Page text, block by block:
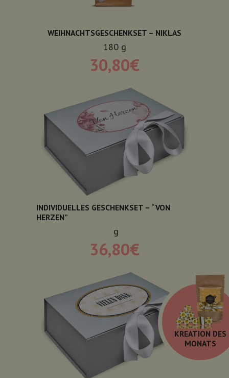
KREATION DES
MONATS
WEIHNACHTSGESCHENKSET – NIKLAS
180 g
30,80€
INDIVIDUELLES GESCHENKSET – “VON
HERZEN”
g
36,80€